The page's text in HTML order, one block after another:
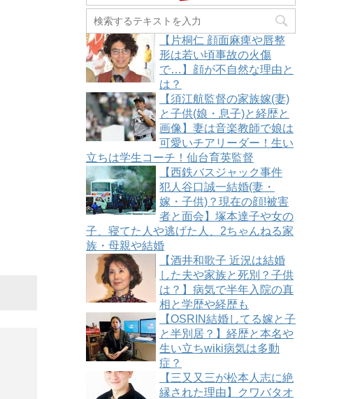
【片桐仁 顔面麻痺や唇整
形は若い頃事故の火傷
で…】顔が不自然な理由と
は？
【須江航監督の家族嫁(妻)
と子供(娘・息子)と経歴と
画像】妻は音楽教師で娘は
可愛いチアリーダー！生い
立ちは学生コーチ！仙台育英監督
【西鉄バスジャック事件
犯人谷口誠一結婚(妻・
嫁・子供)？現在の顔!被害
者と面会】塚本達子や女の
子、寝てた人や逃げた人、2ちゃんねる家
族・母親や結婚
【酒井和歌子 近況は結婚
した夫や家族と死別？子供
は？】病気で半年入院の真
相と学歴や経歴も
【OSRIN結婚してる嫁と子
と半別居？】経歴と本名や
生い立ちwiki病気は多動
症？
【三又又三が松本人志に絶
縁された理由】クワバタオ